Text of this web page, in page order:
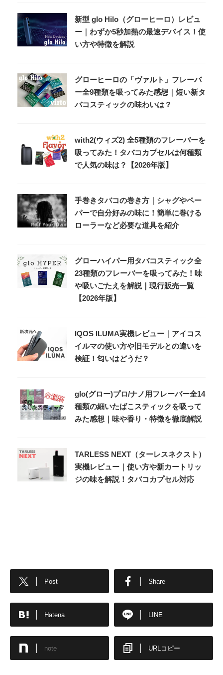
新型 glo Hilo（グローヒーロ）レビュ
ー｜わずか5秒加熱の最速デバイス！使
い方や特徴を解説
グローヒーロの「ヴァルト」フレーバ
ー全9種類を吸ってみた感想｜短い新タ
バコスティックの味わいは？
with2(ウィズ2) 全5種類のフレーバーを
吸ってみた！タバコカプセルは何種類
で人気の味は？【2026年版】
手巻きタバコの巻き方｜シャグやペー
パーで自分好みの味に！簡単に巻ける
ローラーなど必要な道具を紹介
グローハイパー用タバコスティック全
23種類のフレーバーを吸ってみた！味
や吸いごたえを解説｜現行販売一覧
【2026年版】
IQOS ILUMA実機レビュー｜アイコス
イルマの使い方や旧モデルとの違いを
検証！匂いはどうだ？
glo(グロー)プロ/ナノ用フレーバー全14
種類の細いたばこスティックを吸って
みた感想｜味や香り・特徴を徹底解説
TARLESS NEXT（ターレスネクスト）
実機レビュー｜使い方や新カートリッ
ジの味を解説！タバコカプセル対応
Post Share
Hatena LINE
note URLコピー